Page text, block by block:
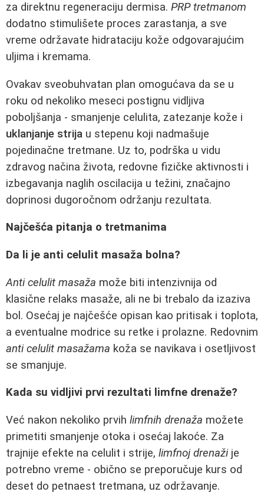
za direktnu regeneraciju dermisa. PRP tretmanom
dodatno stimulišete proces zarastanja, a sve
vreme održavate hidrataciju kože odgovarajućim
uljima i kremama.
Ovakav sveobuhvatan plan omogućava da se u
roku od nekoliko meseci postignu vidljiva
poboljšanja - smanjenje celulita, zatezanje kože i
uklanjanje strija u stepenu koji nadmašuje
pojedinačne tretmane. Uz to, podrška u vidu
zdravog načina života, redovne fizičke aktivnosti i
izbegavanja naglih oscilacija u težini, značajno
doprinosi dugoročnom održanju rezultata.
Najčešća pitanja o tretmanima
Da li je anti celulit masaža bolna?
Anti celulit masaža može biti intenzivnija od
klasične relaks masaže, ali ne bi trebalo da izaziva
bol. Osećaj je najčešće opisan kao pritisak i toplota,
a eventualne modrice su retke i prolazne. Redovnim
anti celulit masažama koža se navikava i osetljivost
se smanjuje.
Kada su vidljivi prvi rezultati limfne drenaže?
Već nakon nekoliko prvih limfnih drenaža možete
primetiti smanjenje otoka i osećaj lakoće. Za
trajnije efekte na celulit i strije, limfnoj drenažije
potrebno vreme - obično se preporučuje kurs od
deset do petnaest tretmana, uz održavanje.